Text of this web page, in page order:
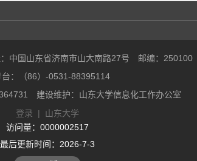
中国山东省济南市山大南路27号 邮编：250100
台：（86）-0531-88395114
建设维护：山东大学信息化工作办公室
登录 | 山东大学
访问量： 0000002517
最后更新时间： 2026-7-3